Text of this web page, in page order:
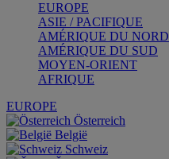
EUROPE
ASIE / PACIFIQUE
AMÉRIQUE DU NORD
AMÉRIQUE DU SUD
MOYEN-ORIENT
AFRIQUE
EUROPE
Österreich
België
Schweiz